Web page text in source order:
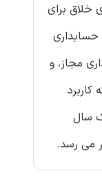
خلاق برای
حسابداری
مجاز، و
سال
می رسد.